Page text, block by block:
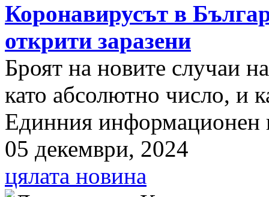
Коронавирусът в
открити заразени
Броят на новите случаи
като абсолютно число, и
Единния информационен
05 декември, 2024
цялата новина